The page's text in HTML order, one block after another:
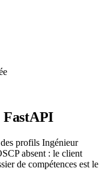
FastAPI
profils Ingénieur
absent : le client
de compétences est le